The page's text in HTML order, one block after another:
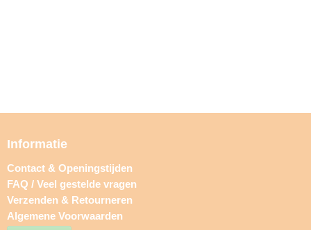
Informatie
Contact & Openingstijden
FAQ / Veel gestelde vragen
Verzenden & Retourneren
Algemene Voorwaarden